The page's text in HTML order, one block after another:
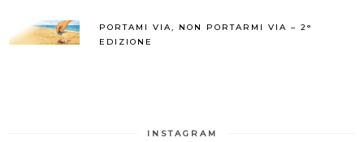
PORTAMI VIA, NON PORTARMI VIA – 2°
EDIZIONE
INSTAGRAM